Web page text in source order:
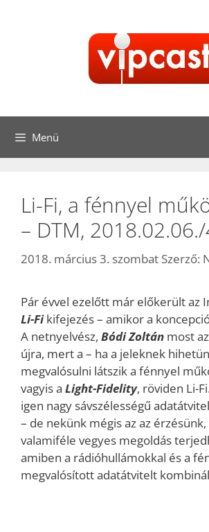
Menü
Li-Fi, a fénnyel
– DTM,
2018. március 3. szombat Szerző:
Pár évvel ezelőtt már előkerült az
Li-Fi kifejezés – amikor a
A netnyelvész, Bódi Zoltán most
újra, mert a – ha a jeleknek
megvalósulni látszik a fénnyel
vagyis a Light-Fidelity, röviden Li-
igen nagy sávszélességű
– de nekünk mégis az az
valamiféle vegyes megoldás
amiben a rádióhullámokkal és a
megvalósított adatátvitelt